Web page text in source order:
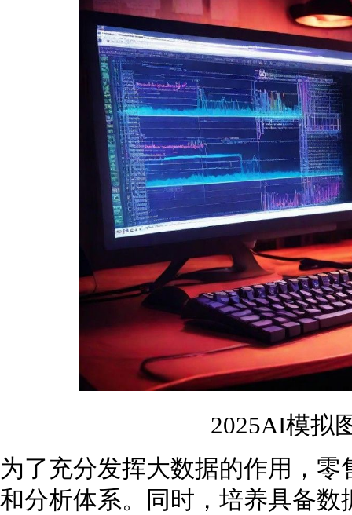
2025AI模拟
为了充分发挥大数据的作用，
和分析体系。同时，培养具备